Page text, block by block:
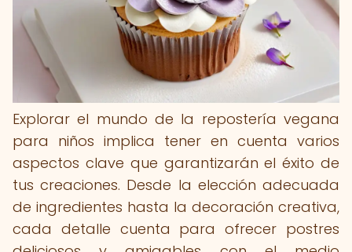
Explorar el mundo de la repostería vegana
para niños implica tener en cuenta varios
aspectos clave que garantizarán el éxito de
tus creaciones. Desde la elección adecuada
de ingredientes hasta la decoración creativa,
cada detalle cuenta para ofrecer postres